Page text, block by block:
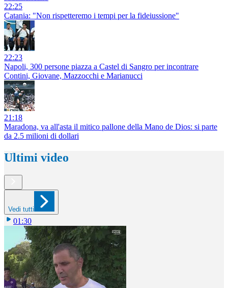
22:25
Catania: "Non rispetteremo i tempi per la fideiussione"
22:23
Napoli, 300 persone piazza a Castel di Sangro per incontrare
Contini, Giovane, Mazzocchi e Marianucci
21:18
Maradona, va all'asta il mitico pallone della Mano de Dios: si parte
da 2.5 milioni di dollari
Ultimi video
Vedi tutti
01:30